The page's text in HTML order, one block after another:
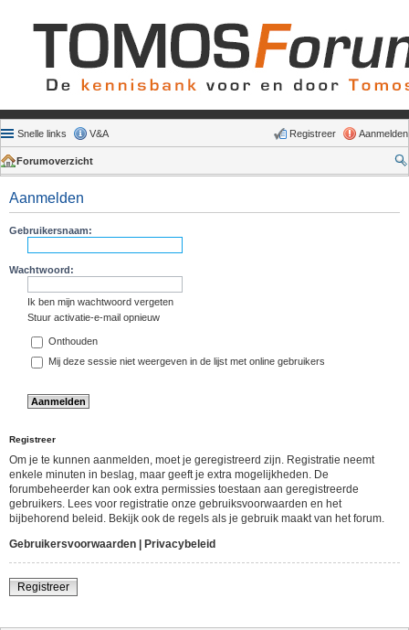
Snelle links V&A Aanmelden
Registreer
Forumoverzicht
Aanmelden
Gebruikersnaam:
Wachtwoord:
Ik ben mijn wachtwoord vergeten
Stuur activatie-e-mail opnieuw
Onthouden
Mij deze sessie niet weergeven in de lijst met online gebruikers
Registreer
Om je te kunnen aanmelden, moet je geregistreerd zijn. Registratie neemt
enkele minuten in beslag, maar geeft je extra mogelijkheden. De
forumbeheerder kan ook extra permissies toestaan aan geregistreerde
gebruikers. Lees voor registratie onze gebruiksvoorwaarden en het
bijbehorend beleid. Bekijk ook de regels als je gebruik maakt van het forum.
Gebruikersvoorwaarden
Privacybeleid
Registreer